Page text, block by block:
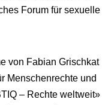
Forum für sexuelle
von Fabian Grischkat
Menschenrechte und
– Rechte weltweit»